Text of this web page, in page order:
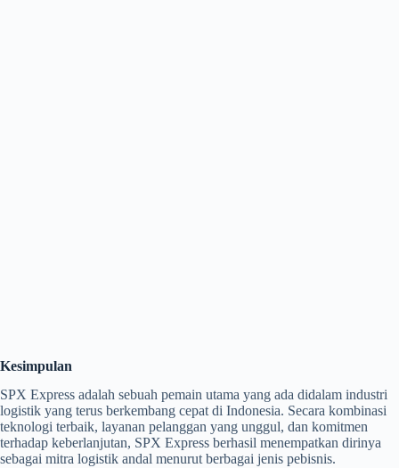
Kesimpulan
SPX Express adalah sebuah pemain utama yang ada didalam industri
logistik yang terus berkembang cepat di Indonesia. Secara kombinasi
teknologi terbaik, layanan pelanggan yang unggul, dan komitmen
terhadap keberlanjutan, SPX Express berhasil menempatkan dirinya
sebagai mitra logistik andal menurut berbagai jenis pebisnis.